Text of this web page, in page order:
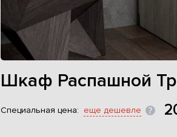
Шкаф Распашной
Специальная цена: еще дешевле